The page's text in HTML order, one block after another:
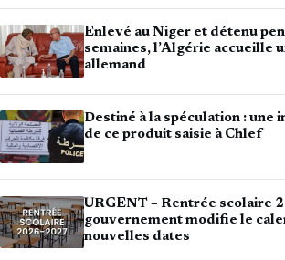
Enlevé au Niger et détenu
semaines, l’Algérie accueille
allemand
Destiné à la spéculation : une
de ce produit saisie à Chlef
URGENT – Rentrée scolaire
gouvernement modifie le
nouvelles dates